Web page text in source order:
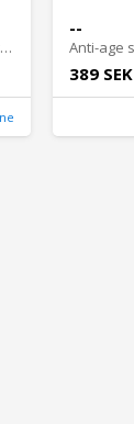
Anti-age serum mot rynkor och ålderstecken
--
389 SEK